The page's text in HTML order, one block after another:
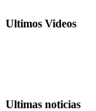
Ultimos Videos
Ultimas noticias